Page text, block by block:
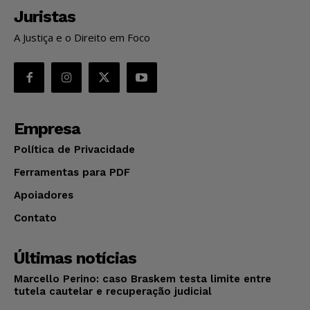
Juristas
A Justiça e o Direito em Foco
Empresa
Política de Privacidade
Ferramentas para PDF
Apoiadores
Contato
Últimas notícias
Marcello Perino: caso Braskem testa limite entre
tutela cautelar e recuperação judicial